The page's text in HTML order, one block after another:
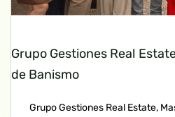
Grupo Gestiones Real
de Banismo
Grupo Gestiones Real Estate,